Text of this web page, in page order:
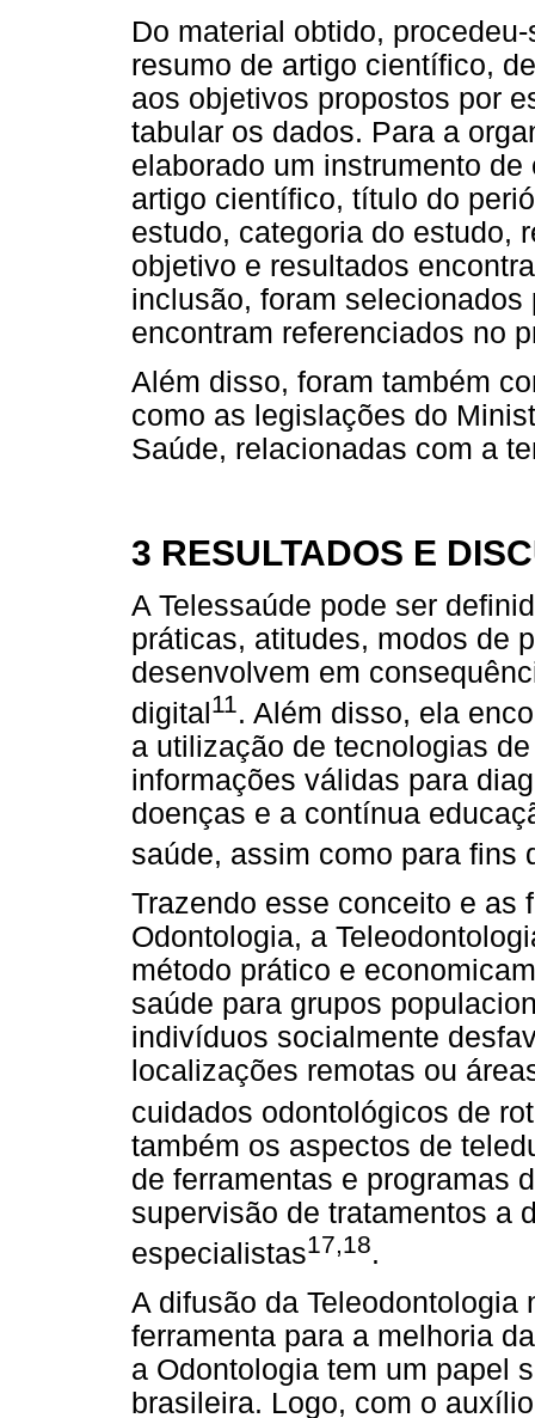
Do material obtido,
resumo de artigo científico,
aos objetivos propostos por
tabular os dados. Para a
elaborado um instrumento
artigo científico, título do
estudo, categoria do estudo,
objetivo e resultados
inclusão, foram
encontram referenciados no
Além disso, foram também
como as legislações do
Saúde, relacionadas com a
3 RESULTADOS E
A Telessaúde pode ser
práticas, atitudes, modos de
desenvolvem em
digital 11. Além disso, ela
a utilização de tecnologias
informações válidas para
doenças e a contínua
saúde, assim como para fins
Trazendo esse conceito e as
Odontologia, a
método prático e
saúde para grupos
indivíduos socialmente
localizações remotas ou
cuidados odontológicos de
também os aspectos de
de ferramentas e programas
supervisão de tratamentos a
especialistas17,18.
A difusão da
ferramenta para a melhoria
a Odontologia tem um papel
brasileira. Logo, com o